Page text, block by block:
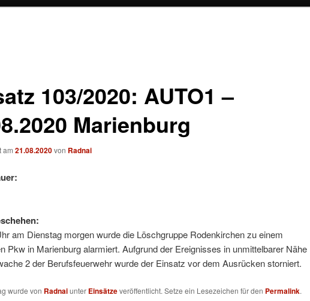
103/2020: AUTO1 –
Marienburg
am 21.08.2020von Radnai
am Dienstag morgen wurde die Löschgruppe Rodenkirchen zu einem
Pkw in Marienburg alarmiert. Aufgrund der Ereignisses in unmittelbarer Nähe
2 der Berufsfeuerwehr wurde der Einsatz vor dem Ausrücken storniert.
wurde von Radnaiunter Einsätzeveröffentlicht. Setze ein Lesezeichen für den Permalink.